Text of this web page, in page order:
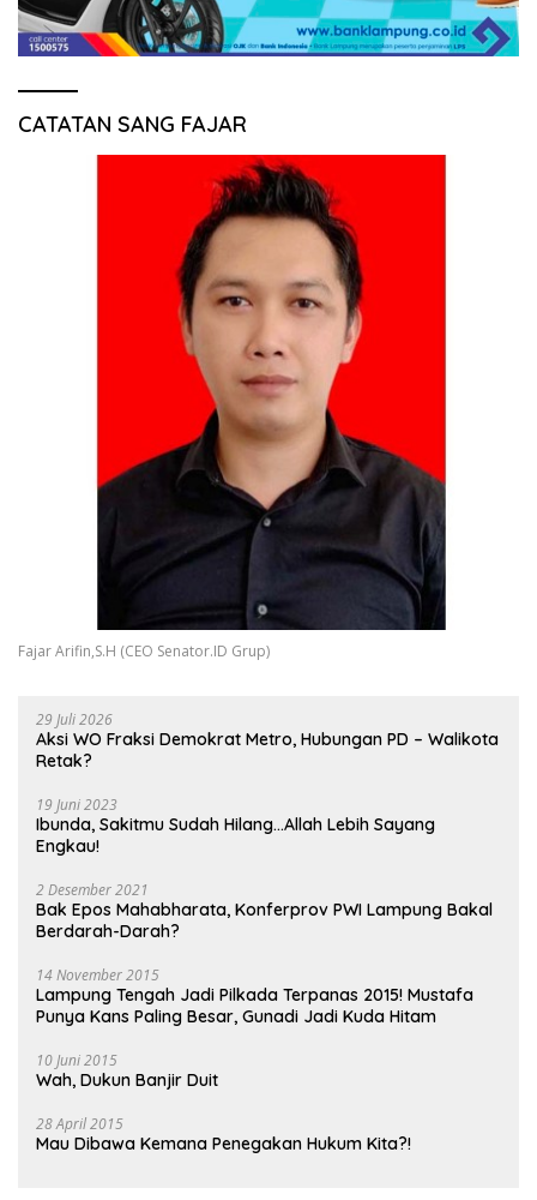
CATATAN SANG FAJAR
Fajar Arifin,S.H (CEO Senator.ID Grup)
29 Juli 2026
Aksi WO Fraksi Demokrat Metro, Hubungan PD – Walikota
Retak?
19 Juni 2023
Ibunda, Sakitmu Sudah Hilang…Allah Lebih Sayang
Engkau!
2 Desember 2021
Bak Epos Mahabharata, Konferprov PWI Lampung Bakal
Berdarah-Darah?
14 November 2015
Lampung Tengah Jadi Pilkada Terpanas 2015! Mustafa
Punya Kans Paling Besar, Gunadi Jadi Kuda Hitam
10 Juni 2015
Wah, Dukun Banjir Duit
28 April 2015
Mau Dibawa Kemana Penegakan Hukum Kita?!